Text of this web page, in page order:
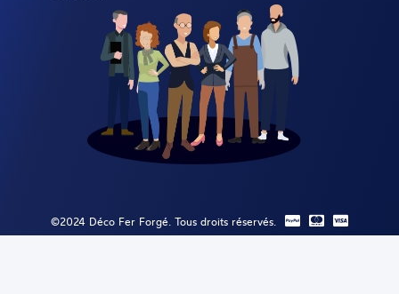
©2024 Déco Fer Forgé. Tous droits réservés.